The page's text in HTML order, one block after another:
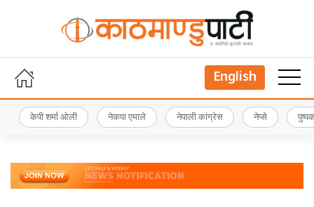
English
केपी शर्मा ओली नेकपा एमाले नेपाली कांग्रेस नेप्से